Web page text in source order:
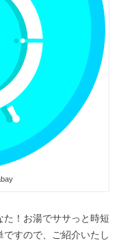
！お湯でササっと時短
すので、ご紹介いたし